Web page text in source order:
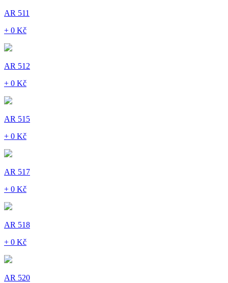
AR 511
+ 0 Kč
AR 512
+ 0 Kč
AR 515
+ 0 Kč
AR 517
+ 0 Kč
AR 518
+ 0 Kč
AR 520